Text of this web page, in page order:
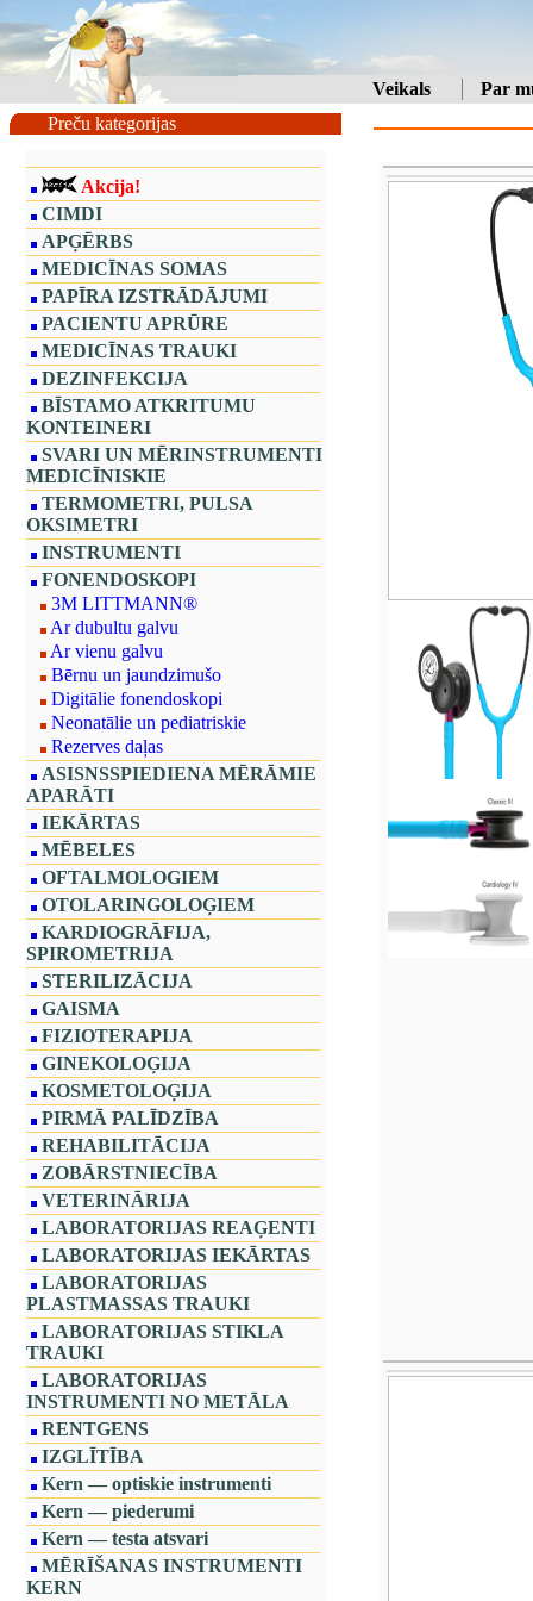
Veikals
Par
Preču kategorijas
Akcija!
CIMDI
APĢĒRBS
MEDICĪNAS SOMAS
PAPĪRA IZSTRĀDĀJUMI
PACIENTU APRŪRE
MEDICĪNAS TRAUKI
DEZINFEKCIJA
BĪSTAMO ATKRITUMU
KONTEINERI
SVARI UN MĒRINSTRUMENTI
MEDICĪNISKIE
TERMOMETRI, PULSA
OKSIMETRI
INSTRUMENTI
FONENDOSKOPI
3M LITTMANN®
Ar dubultu galvu
Ar vienu galvu
Bērnu un jaundzimušo
Digitālie fonendoskopi
Neonatālie un pediatriskie
Rezerves daļas
ASISNSSPIEDIENA MĒRĀMIE
APARĀTI
IEKĀRTAS
MĒBELES
OFTALMOLOGIEM
OTOLARINGOLOĢIEM
KARDIOGRĀFIJA,
SPIROMETRIJA
STERILIZĀCIJA
GAISMA
FIZIOTERAPIJA
GINEKOLOĢIJA
KOSMETOLOĢIJA
PIRMĀ PALĪDZĪBA
REHABILITĀCIJA
ZOBĀRSTNIECĪBA
VETERINĀRIJA
LABORATORIJAS REAĢENTI
LABORATORIJAS IEKĀRTAS
LABORATORIJAS
PLASTMASSAS TRAUKI
LABORATORIJAS STIKLA
TRAUKI
LABORATORIJAS
INSTRUMENTI NO METĀLA
RENTGENS
IZGLĪTĪBA
Kern — optiskie instrumenti
Kern — piederumi
Kern — testa atsvari
MĒRĪŠANAS INSTRUMENTI
KERN